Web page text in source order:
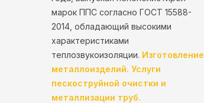
марок ППС согласно ГОСТ 15588-
2014, обладающий высокими
характеристиками
теплозвукоизоляции. Изготовление
металлоизделий. Услуги
пескоструйной очистки и
металлизации труб.